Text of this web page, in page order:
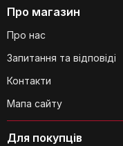
Яка
витримати
Для покупців
Про магазин
Про нас
Запитання та відповіді
Контакти
Мапа сайту